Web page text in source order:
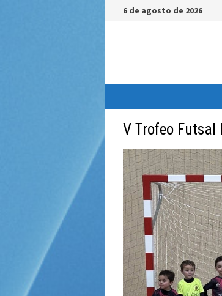
Saltar6 de agosto de 2026
V Trofeo Futsal